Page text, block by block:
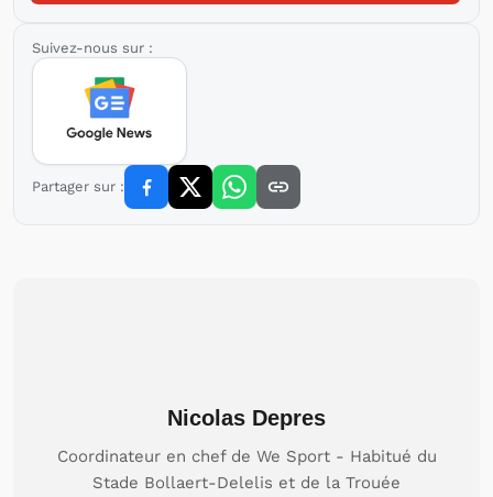
Suivez-nous sur :
Partager sur :
Nicolas Depres
Coordinateur en chef de We Sport - Habitué du
Stade Bollaert-Delelis et de la Trouée